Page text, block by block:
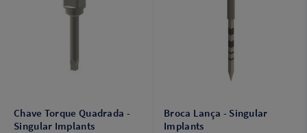
Chave Torque Quadrada -
Singular Implants
Broca Lança - Singular
Implants